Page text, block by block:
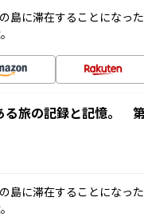
島に滞在することになっ
旅の記録と記憶。
島に滞在することになっ